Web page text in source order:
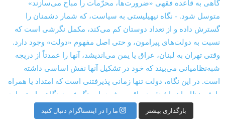
بارگذاری بیشتر ما را در اینستاگرام دنبال کنید